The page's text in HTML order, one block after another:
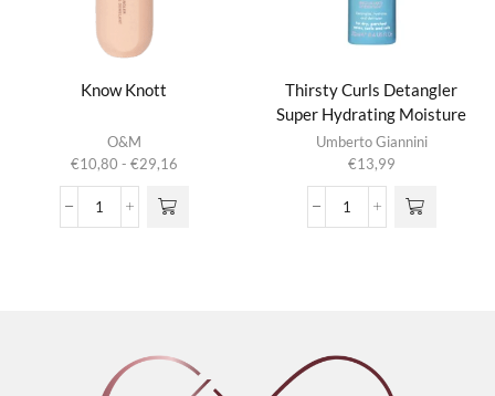
Know Knott
O&M
€10,80 - €29,16Prijsklasse:
tot
Know
heeft
meerdere
Deze optie
Thirsty Curls Detangler
Super Hydrating Moisture
Mist
Umberto Giannini
€13,99
Thirsty
aantal